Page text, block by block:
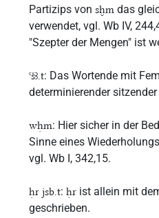
Partizips von sḫm das
verwendet, vgl. Wb IV,
"Szepter der Mengen" ist
ꜥšꜣ.t: Das Wortende mit
determinierender
wḥm: Hier sicher in der
Sinne eines
vgl. Wb I, 342,15.
ḥr jsb.t: ḥr ist allein mit
geschrieben.